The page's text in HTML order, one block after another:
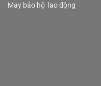
May bảo hộ lao động